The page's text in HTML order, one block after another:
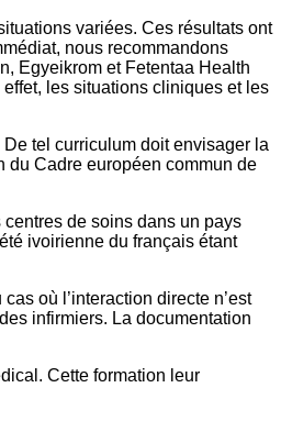
variées. Ces résultats ont
nous recommandons
Egyeikrom et Fetentaa Health
les situations cliniques et les
tel curriculum doit envisager la
du Cadre européen commun de
de soins dans un pays
ivoirienne du français étant
où l’interaction directe n’est
infirmiers. La documentation
Cette formation leur